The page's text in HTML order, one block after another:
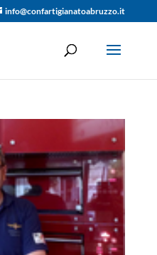
info@confartigianatoabruzzo.it